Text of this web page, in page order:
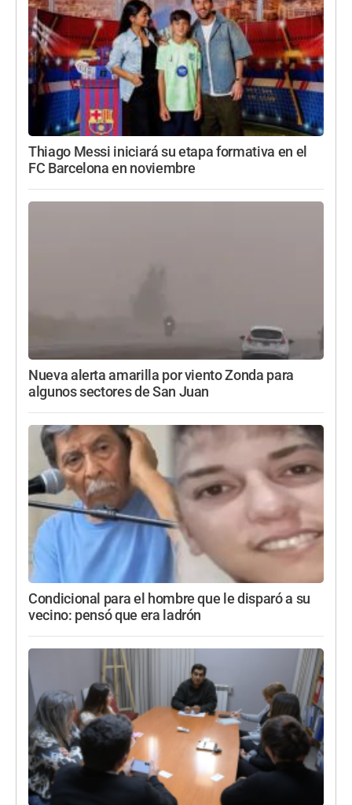
Thiago Messi iniciará su etapa formativa en el
FC Barcelona en noviembre
Nueva alerta amarilla por viento Zonda para
algunos sectores de San Juan
Condicional para el hombre que le disparó a su
vecino: pensó que era ladrón